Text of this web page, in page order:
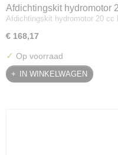
Afdichtingskit hydromotor
Afdichtingskit hydromotor 20
€ 168,17
✓ Op voorraad
IN WINKELWAGEN